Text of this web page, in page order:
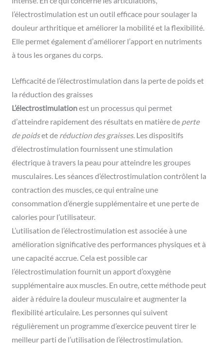
l’électrostimulation est un outil efficace pour soulager la
douleur arthritique et améliorer la mobilité et la flexibilité.
Elle permet également d’améliorer l’apport en nutriments
à tous les organes du corps.
L’efficacité de l’électrostimulation dans la perte de poids et
la réduction des graisses
L’électrostimulationest un processus qui permet
d’atteindre rapidement des résultats en matière de perte
de poidset de réduction des graisses. Les dispositifs
d’électrostimulation fournissent une stimulation
électrique à travers la peau pour atteindre les groupes
musculaires. Les séances d’électrostimulation contrôlent la
contraction des muscles, ce qui entraîne une
consommation d’énergie supplémentaire et une perte de
calories pour l’utilisateur.
L’utilisation de l’électrostimulation est associée à une
amélioration significative des performances physiques et à
une capacité accrue. Cela est possible car
l’électrostimulation fournit un apport d’oxygène
supplémentaire aux muscles. En outre, cette méthode peut
aider à réduire la douleur musculaire et augmenter la
flexibilité articulaire. Les personnes qui suivent
régulièrement un programme d’exercice peuvent tirer le
meilleur parti de l’utilisation de l’électrostimulation.